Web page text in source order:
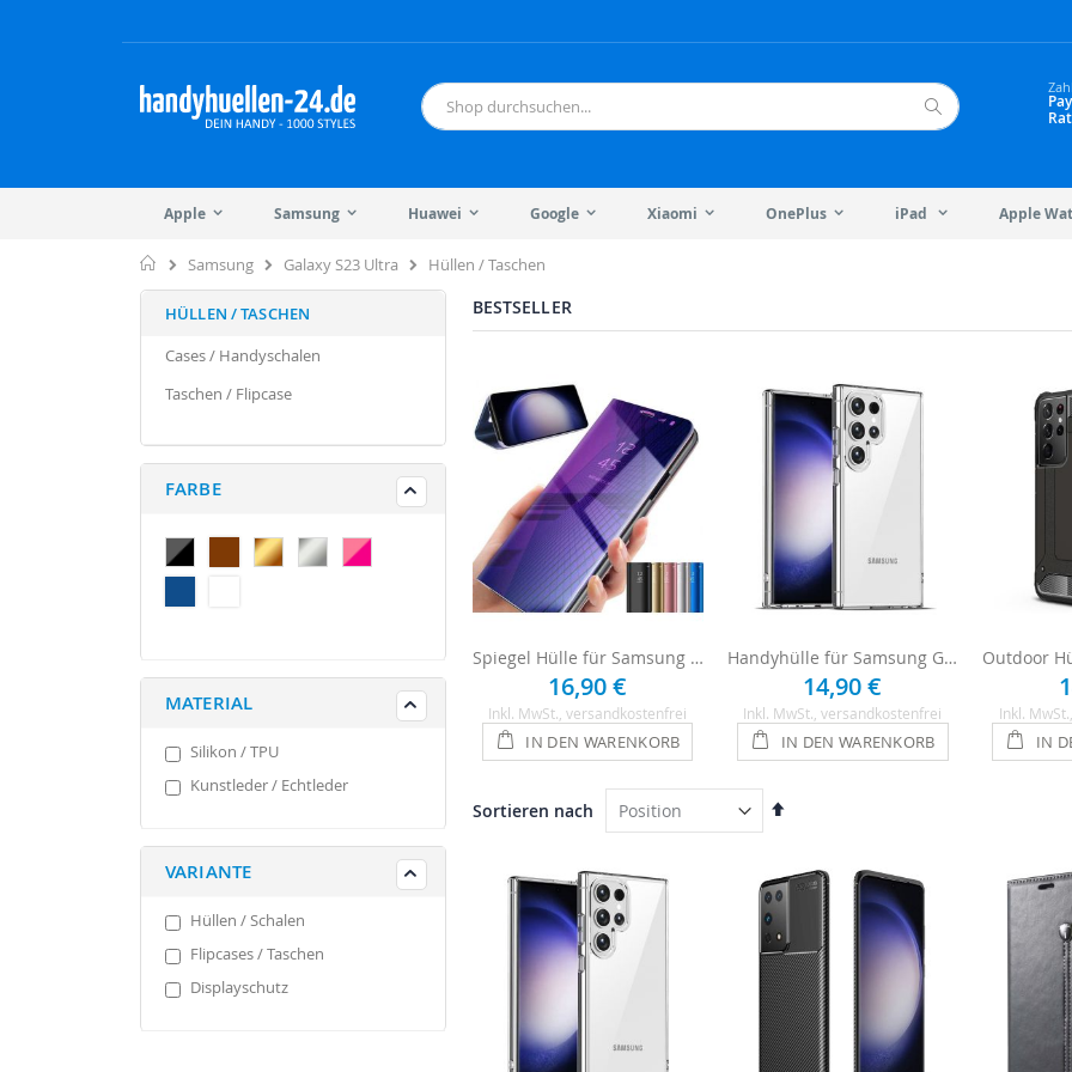
zum
Suche
Apple Samsung Huawei Google Xiaomi OnePlus iPad Apple
Home
Samsung Galaxy S23 Ultra Hüllen / Taschen
BESTSELLER
Spiegel Hülle für Samsung Galaxy S23 Ultra
16,90 €
Inkl. MwSt. , versandkostenfrei
IN DEN WARENKORB
Handyhülle für Samsung Galaxy S23 Ultra - Transparent
14,90 €
Inkl. MwSt. , versandkostenfrei
IN DEN WARENKORB
Inkl. MwSt.
IN
Sortieren nach
In
HÜLLEN / TASCHEN
Cases / Handyschalen
Taschen / Flipcase
FARBE
MATERIAL
Silikon / TPU
Kunstleder / Echtleder
VARIANTE
Hüllen / Schalen
Flipcases / Taschen
Displayschutz